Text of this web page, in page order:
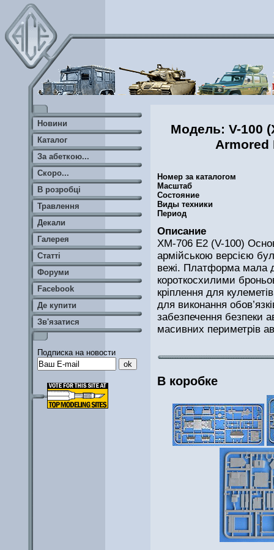
Модель: V-100
Armored
Номер за каталогом
Масштаб
Состояние
Виды техники
Период
Описание
XM-706 E2 (V-100)
армійською версією
вежі. Платформа мала
короткосхилими
кріплення для
для виконання
забезпечення безпеки
масивних периметрів
В коробке
Новини
Каталог
За абеткою...
Скоро...
В розробці
Травлення
Декали
Галерея
Статті
Форуми
Facebook
Де купити
Зв'язатися
Подписка на новости